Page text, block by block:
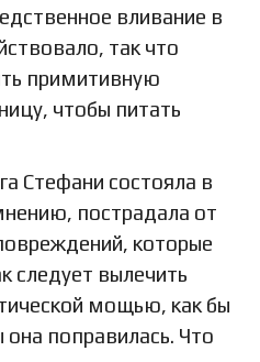
вливание в
так что
примитивную
чтобы питать
Стефани состояла в
пострадала от
которые
следует вылечить
мощью, как бы
поправилась. Что